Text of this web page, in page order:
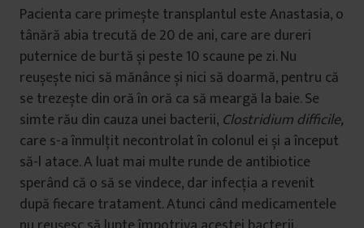
Pacienta care primește transplantul este Anastasia, o
tânără abia trecută de 20 de ani, care are dureri
puternice de burtă și peste 10 scaune pe zi. Nu
reușește nici să mănânce și nici să doarmă, pentru că
se trezește din oră în oră ca să meargă la baie. Se
simte rău din cauza unei bacterii, Clostridium difficile,
care s-a înmulțit necontrolat în colonul ei și a început
să-l atace. A luat mai multe runde de antibiotice
sperând că o să se vindece, dar infecția a revenit
după fiecare tratament. Atunci când medicamentele